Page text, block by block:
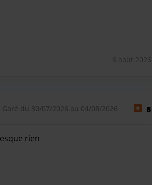
6 août 2026
Garé du 30/07/2026 au 04/08/2026 8
rien